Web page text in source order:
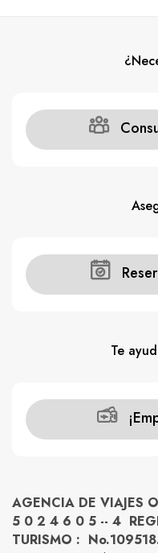
Te
AGENCIA DE VIAJES
5 0 2 4 6 0 5 -- 4
TURISMO :